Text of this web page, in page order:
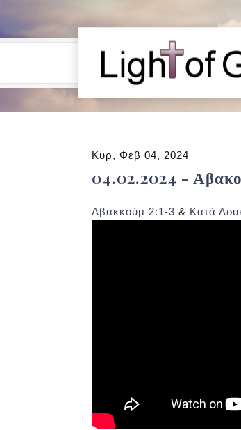
Κυρ, Φεβ 04, 2024
04.02.2024 -
Αβακκούμ 2:1-3 & Κατά